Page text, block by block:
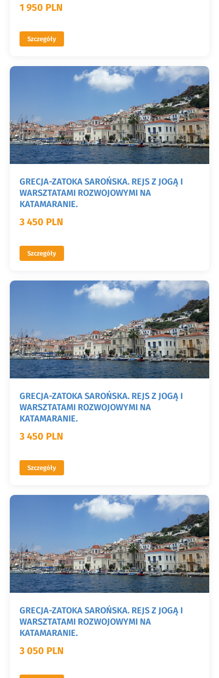
1 950 PLN
Szczegóły
GRECJA-ZATOKA SAROŃSKA. REJS Z JOGĄ I
WARSZTATAMI ROZWOJOWYMI NA
KATAMARANIE.
3 450 PLN
Szczegóły
GRECJA-ZATOKA SAROŃSKA. REJS Z JOGĄ I
WARSZTATAMI ROZWOJOWYMI NA
KATAMARANIE.
3 450 PLN
Szczegóły
GRECJA-ZATOKA SAROŃSKA. REJS Z JOGĄ I
WARSZTATAMI ROZWOJOWYMI NA
KATAMARANIE.
3 050 PLN